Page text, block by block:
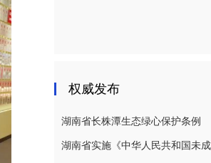
权威发布
湖南省长株潭生态绿心保护条例